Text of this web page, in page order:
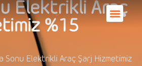
Elektrikli Araç
%15
Sonu Elektrikli Araç Şarj Hizmetimiz